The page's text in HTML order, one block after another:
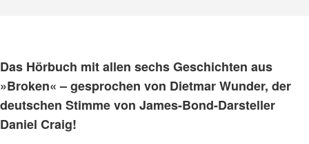
Das Hörbuch mit allen sechs Geschichten aus
»Broken« – gesprochen von Dietmar Wunder, der
deutschen Stimme von James-Bond-Darsteller
Daniel Craig!